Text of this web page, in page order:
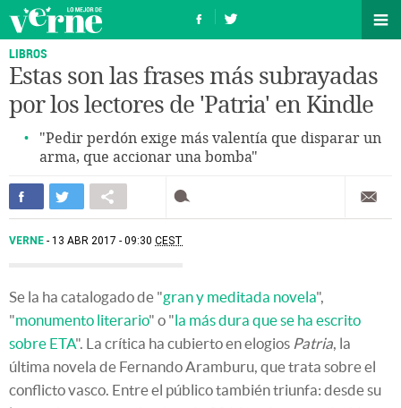
LIBROS
Estas son las frases más subrayadas
por los lectores de 'Patria' en Kindle
"Pedir perdón exige más valentía que disparar un
arma, que accionar una bomba"
VERNE 13 ABR 2017 - 09:30 CEST
Se la ha catalogado de "gran y meditada novela",
"monumento literario" o "la más dura que se ha escrito
sobre ETA". La crítica ha cubierto en elogios Patria, la
última novela de Fernando Aramburu, que trata sobre el
conflicto vasco. Entre el público también triunfa: desde su